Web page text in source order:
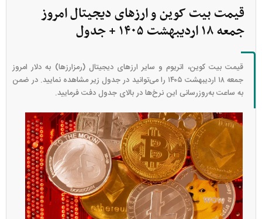
قیمت بیت کوین و ارز‌های دیجیتال امروز
جمعه ۱۸ اردیبهشت ۱۴۰۵ + جدول
قیمت بیت کوین، اتریوم و سایر ارز‌های دیجیتال (رمزارزها) به دلار امروز
جمعه ۱۸ اردیبهشت ۱۴۰۵ را می‌توانید در جدول زیر مشاهده نمایید. در ضمن
به ساعت به‌روز‌رسانی این نرخ‌ها در بالای جدول دفت فرمایید.